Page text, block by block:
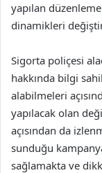
yapılan
dinamikleri
Sigorta poliçesi
hakkında bilgi
alabilmeleri
yapılacak olan
açısından da
sunduğu
sağlamakta ve